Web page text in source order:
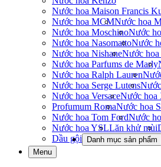
Nước hoa Maison Francis
Nước hoa MCMNước hoa
Nước hoa MoschinoNước
Nước hoa NasomattoNước
Nước hoa NishaneNước hoa
Nước hoa Parfums de Marly
Nước hoa Ralph Lauren
Nước hoa Serge Lutens
Nước hoa VersaceNước hoa
Profumum RomaNước hoa
Nước hoa Tom FordNước
Nước hoa YSLLăn khử mùi
Dầu gội
Danh mục sản phẩm
Menu